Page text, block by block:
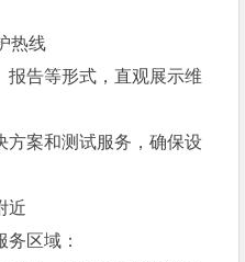
热线
报告等形式，直观展示维
方案和测试服务，确保设
近
区域：